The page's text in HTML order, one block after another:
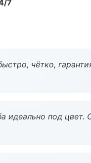
7
чётко,
идеально под цвет.